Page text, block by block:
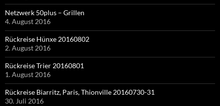
Netzwerk 50plus – Grillen
4. August 2016
Rückreise Hünxe 20160802
2. August 2016
Rückreise Trier 20160801
1. August 2016
Rückreise Biarritz, Paris, Thionville 20160730-31
30. Juli 2016